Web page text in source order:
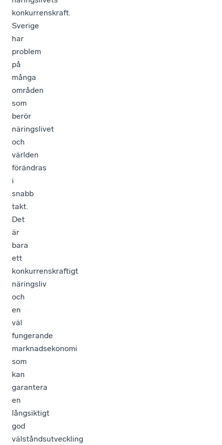
konkurrenskraft.
Sverige
har
problem
på
många
områden
som
berör
näringslivet
och
världen
förändras
i
snabb
takt.
Det
är
bara
ett
konkurrenskraftigt
näringsliv
och
en
väl
fungerande
marknadsekonomi
som
kan
garantera
en
långsiktigt
god
välståndsutveckling